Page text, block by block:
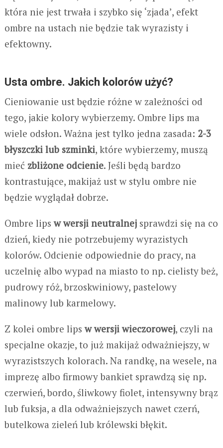
która nie jest trwała i szybko się ‘zjada’, efekt
ombre na ustach nie będzie tak wyrazisty i
efektowny.
Usta ombre. Jakich kolorów użyć?
Cieniowanie ust będzie różne w zależności od
tego, jakie kolory wybierzemy. Ombre lips ma
wiele odsłon. Ważna jest tylko jedna zasada: 2-3
błyszczki lub szminki, które wybierzemy, muszą
mieć zbliżone odcienie. Jeśli będą bardzo
kontrastujące, makijaż ust w stylu ombre nie
będzie wyglądał dobrze.
Ombre lipsw wersji neutralnejsprawdzi się na co
dzień, kiedy nie potrzebujemy wyrazistych
kolorów. Odcienie odpowiednie do pracy, na
uczelnię albo wypad na miasto to np. cielisty beż,
pudrowy róż, brzoskwiniowy, pastelowy
malinowy lub karmelowy.
Z kolei ombre lipsw wersji wieczorowej, czyli na
specjalne okazje, to już makijaż odważniejszy, w
wyrazistszych kolorach. Na randkę, na wesele, na
imprezę albo firmowy bankiet sprawdzą się np.
czerwień, bordo, śliwkowy fiolet, intensywny brąz
lub fuksja, a dla odważniejszych nawet czerń,
butelkowa zieleń lub królewski błękit.